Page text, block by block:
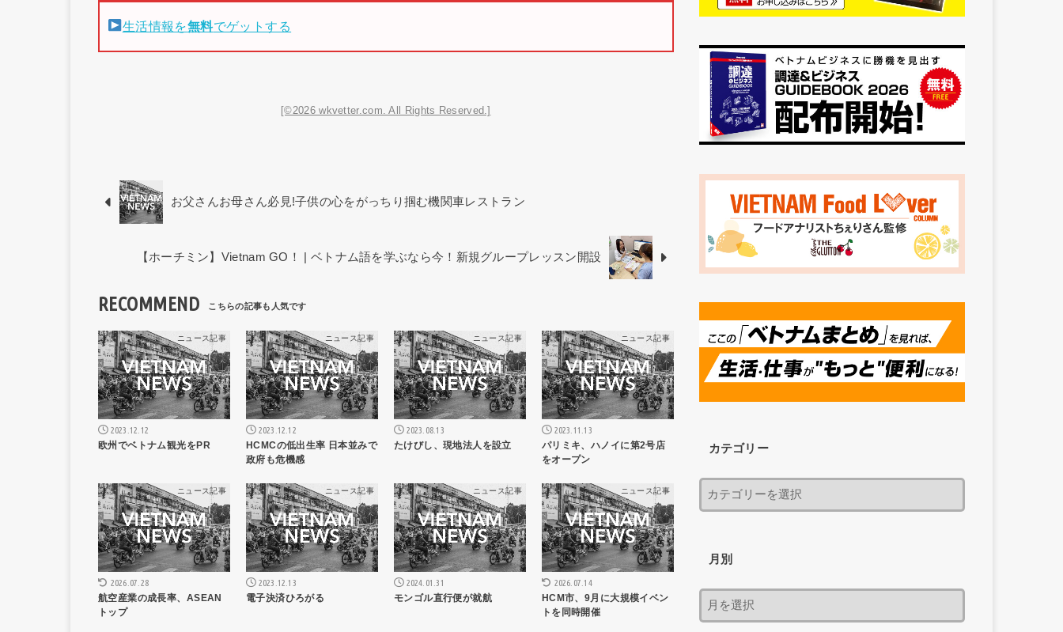
生活情報を無料でゲットする
[©2026 wkvetter.com. All Rights Reserved.]
お父さんお母さん必見!子供の心をがっちり掴む機関車レストラン
【ホーチミン】Vietnam GO！ | ベトナム語を学ぶなら今！新規グループレッスン開設
RECOMMEND
ニュース記事
2023.12.12
欧州でベトナム観光をPR
ニュース記事
2023.12.12
HCMCの低出生率 日本並みで
政府も危機感
ニュース記事
2023.08.13
たけびし、現地法人を設立
ニュース記事
2023.11.13
パリミキ、ハノイに第2号店
をオープン
ニュース記事
2026.07.28
航空産業の成長率、ASEAN
トップ
ニュース記事
2023.12.13
電子決済ひろがる
ニュース記事
2024.01.31
モンゴル直行便が就航
ニュース記事
2026.07.14
HCM市、9月に大規模イベン
トを同時開催
カテゴリー
月別